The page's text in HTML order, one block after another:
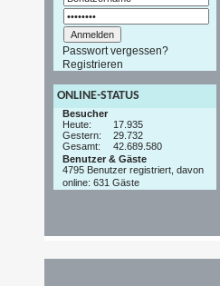
Passwort vergessen?
Registrieren
ONLINE-STATUS
Besucher
Heute:
17.935
Gestern:
29.732
Gesamt:
42.689.580
Benutzer & Gäste
4795 Benutzer registriert, davon
online: 631 Gäste